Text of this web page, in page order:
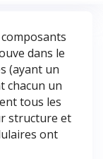
dans le
(ayant un
chacun un
tous les
structure et
ont